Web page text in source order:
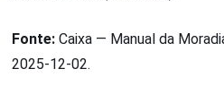
Fonte: Caixa — Manual da
2025-12-02.